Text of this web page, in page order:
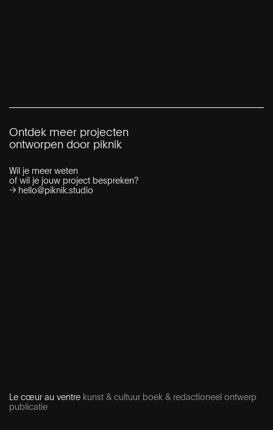
Ontdek meer projecten
ontworpen door piknik
Wil je meer weten
of wil je jouw project bespreken?
→ hello@piknik.studio
Le cœur au ventre kunst & cultuur boek & redactioneel ontwerp
publicatie